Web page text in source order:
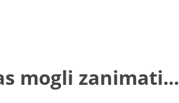
mogli zanimati...